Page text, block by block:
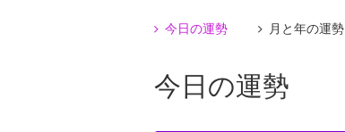
今日の運勢 月と年の運勢
今日の運勢